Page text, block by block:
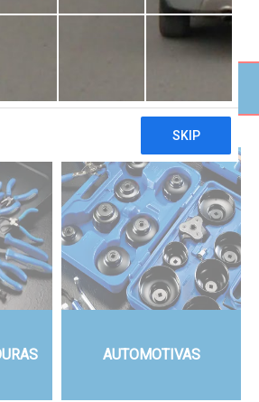
MODULARES
AUTOMOTIVAS